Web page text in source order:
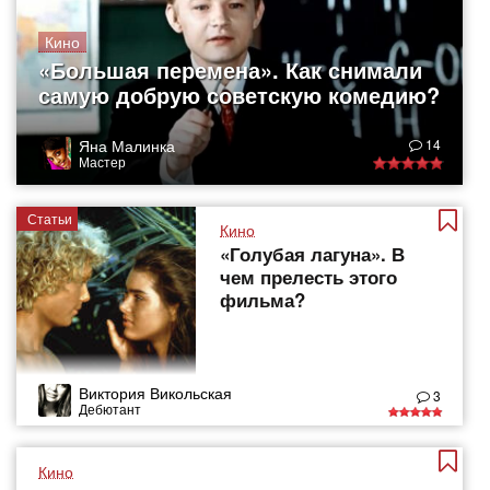
Кино
«Большая перемена». Как снимали
самую добрую советскую комедию?
Яна Малинка
Мастер
14
Статьи
Кино
«Голубая лагуна». В
чем прелесть этого
фильма?
Виктория Викольская
Дебютант
3
Кино